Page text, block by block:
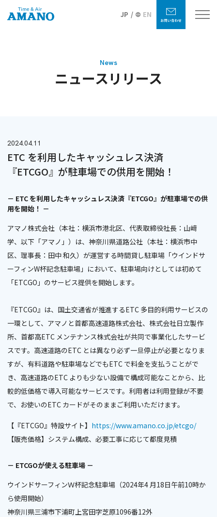
JP EN
News
ニュースリリース
2024.04.11
ETC を利用したキャッシュレス決済
『ETCGO』が駐車場での供用を開始！
－ ETC を利用したキャッシュレス決済『ETCGO』が駐車場での供
用を開始！ －
アマノ株式会社（本社：横浜市港北区、代表取締役社長：山﨑
学、以下「アマノ」）は、神奈川県道路公社（本社：横浜市中
区、理事長：田中 和久）が運営する時間貸し駐車場「ウインドサ
ーフィンW杯記念駐車場」において、駐車場向けとしては初めて
「ETCGO」のサービス提供を開始します。
『ETCGO』は、国土交通省が推進するETC 多目的利用サービスの
一環として、アマノと首都高速道路株式会社、株式会社日立製作
所、首都高ETC メンテナンス株式会社が共同で事業化したサービ
スです。高速道路のETC とは異なり必ず一旦停止が必要となりま
すが、有料道路や駐車場などでもETC で料金を支払うことがで
き、高速道路のETC よりも少ない設備で構成可能なことから、比
較的低価格で導入可能なサービスです。利用者は利用登録が不要
で、お使いのETC カードがそのままご利用いただけます。
【『ETCGO』特設サイト】 https://www.amano.co.jp/etcgo/
【販売価格】システム構成、必要工事に応じて都度見積
－ ETCGOが使える駐車場 －
ウインドサーフィンＷ杯記念駐車場（2024年4 月18日午前10時か
ら使用開始）
神奈川県三浦市下浦町上宮田字芝原1096番12外